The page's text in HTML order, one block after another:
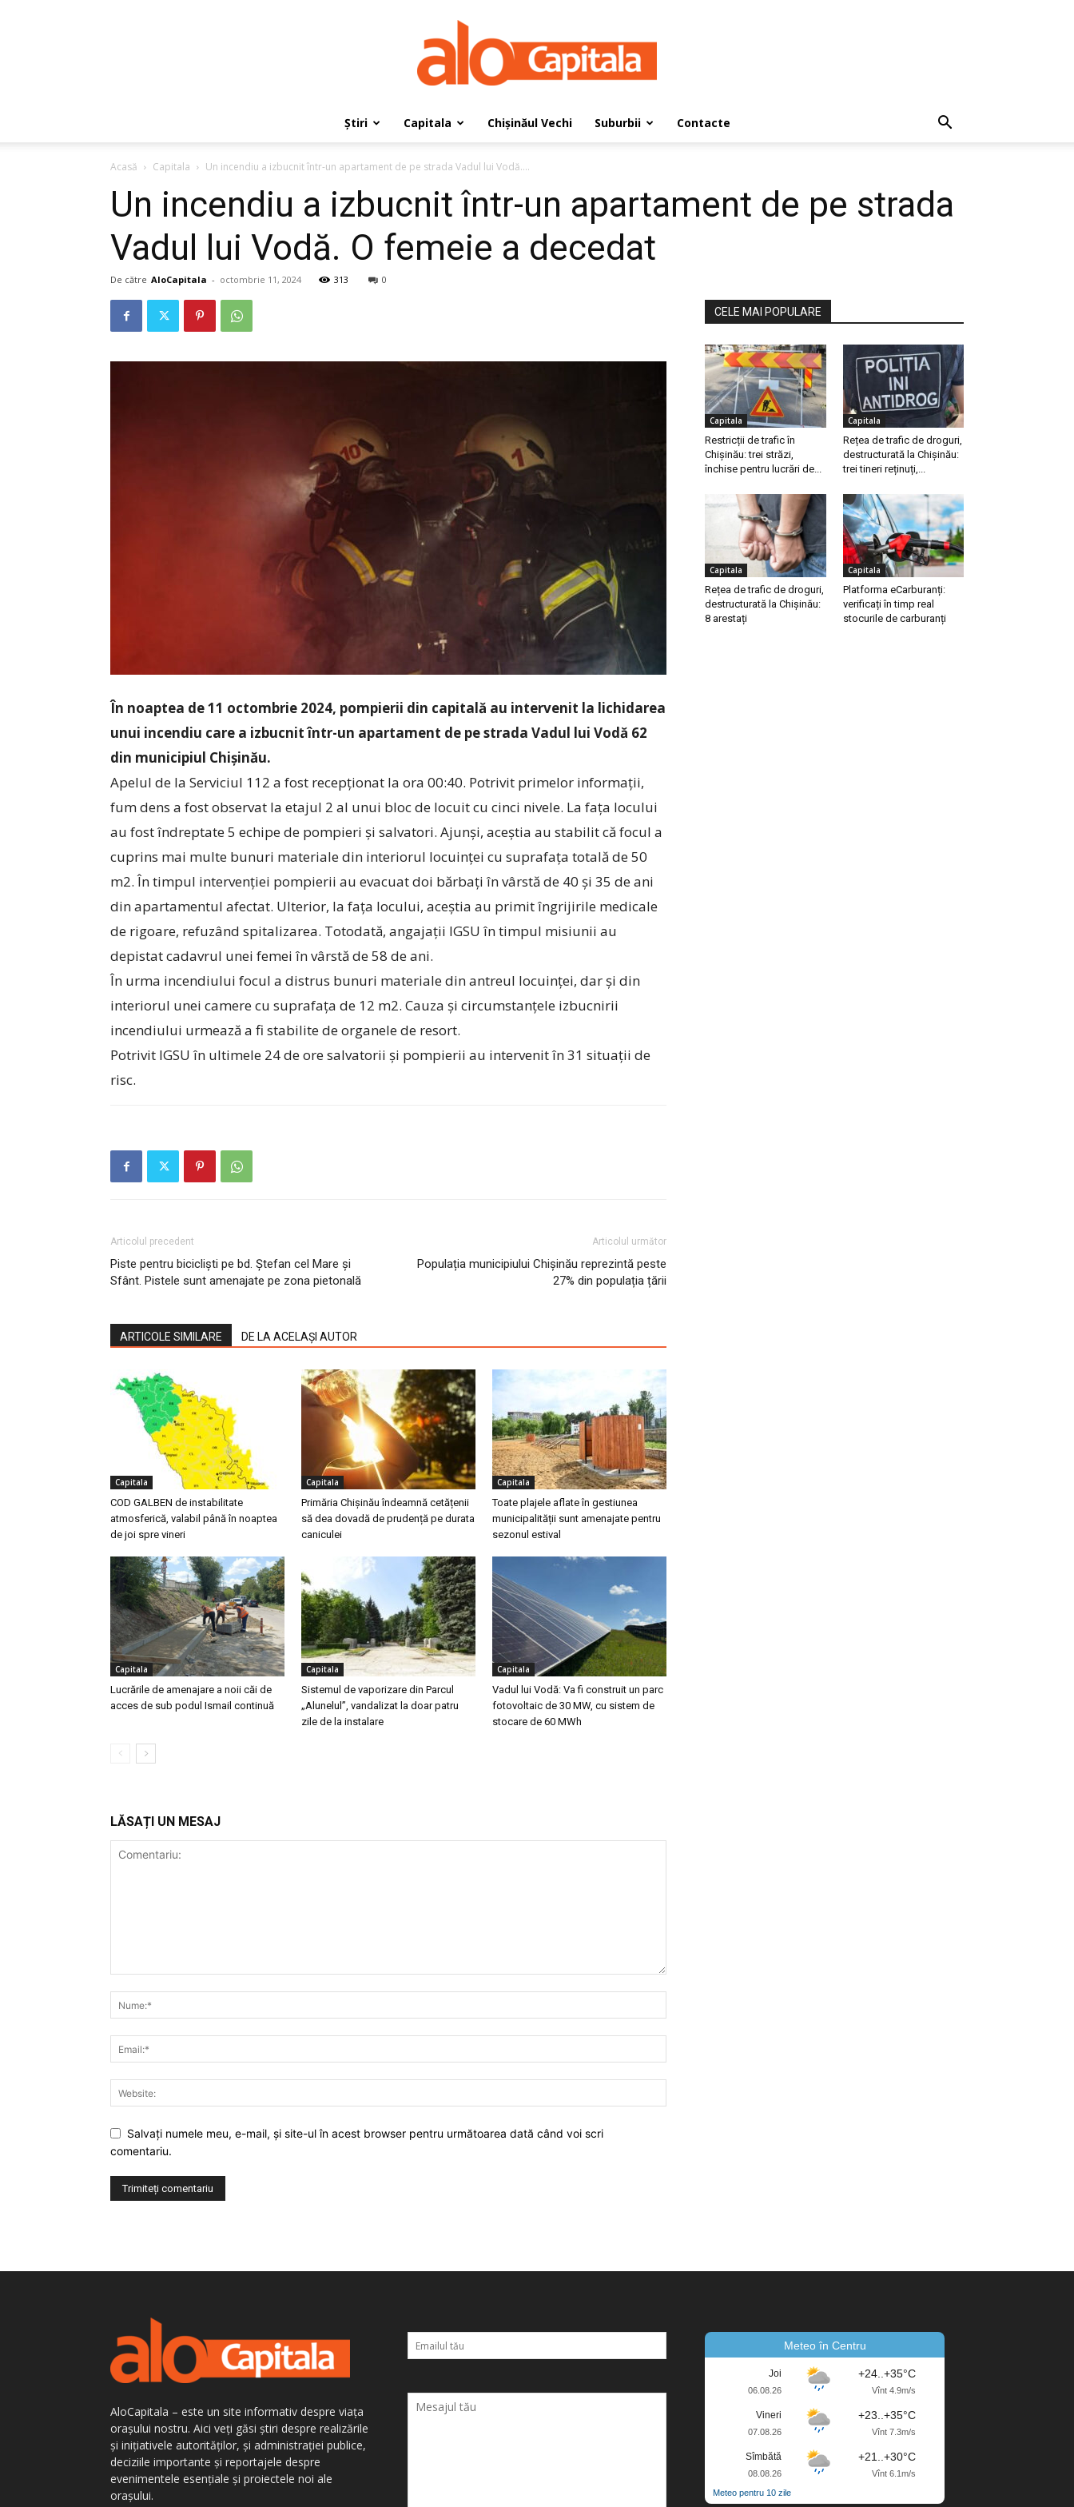
Știri Capitala Chișinăul Vechi Suburbii Contacte
Acasă Capitala Un incendiu a izbucnit într-un apartament de pe strada Vadul lui Vodă....
Un incendiu a izbucnit într-un apartament de pe strada
Vadul lui Vodă. O femeie a decedat
De către AloCapitala - octombrie 11, 2024 313 0
În noaptea de 11 octombrie 2024, pompierii din capitală au intervenit la lichidarea
unui incendiu care a izbucnit într-un apartament de pe strada Vadul lui Vodă 62
din municipiul Chișinău.
Apelul de la Serviciul 112 a fost recepționat la ora 00:40. Potrivit primelor informații,
fum dens a fost observat la etajul 2 al unui bloc de locuit cu cinci nivele. La fața locului
au fost îndreptate 5 echipe de pompieri și salvatori. Ajunși, aceștia au stabilit că focul a
cuprins mai multe bunuri materiale din interiorul locuinței cu suprafața totală de 50
m2. În timpul intervenției pompierii au evacuat doi bărbați în vârstă de 40 și 35 de ani
din apartamentul afectat. Ulterior, la fața locului, aceștia au primit îngrijirile medicale
de rigoare, refuzând spitalizarea. Totodată, angajații IGSU în timpul misiunii au
depistat cadavrul unei femei în vârstă de 58 de ani.
În urma incendiului focul a distrus bunuri materiale din antreul locuinței, dar și din
interiorul unei camere cu suprafața de 12 m2. Cauza și circumstanțele izbucnirii
incendiului urmează a fi stabilite de organele de resort.
Potrivit IGSU în ultimele 24 de ore salvatorii și pompierii au intervenit în 31 situații de
risc.
Articolul precedent
Piste pentru bicicliști pe bd. Ștefan cel Mare și
Sfânt. Pistele sunt amenajate pe zona pietonală
Articolul următor
Populația municipiului Chișinău reprezintă peste
27% din populația țării
ARTICOLE SIMILARE DE LA ACELAȘI AUTOR
Capitala
COD GALBEN de instabilitate
atmosferică, valabil până în noaptea
de joi spre vineri
Capitala
Primăria Chișinău îndeamnă cetățenii
să dea dovadă de prudență pe durata
caniculei
Capitala
Toate plajele aflate în gestiunea
municipalității sunt amenajate pentru
sezonul estival
Capitala
Lucrările de amenajare a noii căi de
acces de sub podul Ismail continuă
Capitala
Sistemul de vaporizare din Parcul
„Alunelul”, vandalizat la doar patru
zile de la instalare
Capitala
Vadul lui Vodă: Va fi construit un parc
fotovoltaic de 30 MW, cu sistem de
stocare de 60 MWh
LĂSAȚI UN MESAJ
Salvaţi numele meu, e-mail, şi site-ul în acest browser pentru următoarea dată când voi scri
comentariu.
CELE MAI POPULARE
Capitala
Restricții de trafic în
Chișinău: trei străzi,
închise pentru lucrări de...
Capitala
Rețea de trafic de droguri,
destructurată la Chișinău:
trei tineri reținuți,...
Capitala
Rețea de trafic de droguri,
destructurată la Chișinău:
8 arestați
Capitala
Platforma eCarburanți:
verificați în timp real
stocurile de carburanți
AloCapitala – este un site informativ despre viața
orașului nostru. Aici veți găsi știri despre realizările
și inițiativele autorităților, și administrației publice,
deciziile importante și reportajele despre
evenimentele esențiale și proiectele noi ale
orașului.
Meteo în Centru
Joi
06.08.26
+24..+35°C
Vînt 4.9m/s
Vineri
07.08.26
+23..+35°C
Vînt 7.3m/s
Sîmbătă
08.08.26
+21..+30°C
Vînt 6.1m/s
Meteo pentru 10 zile